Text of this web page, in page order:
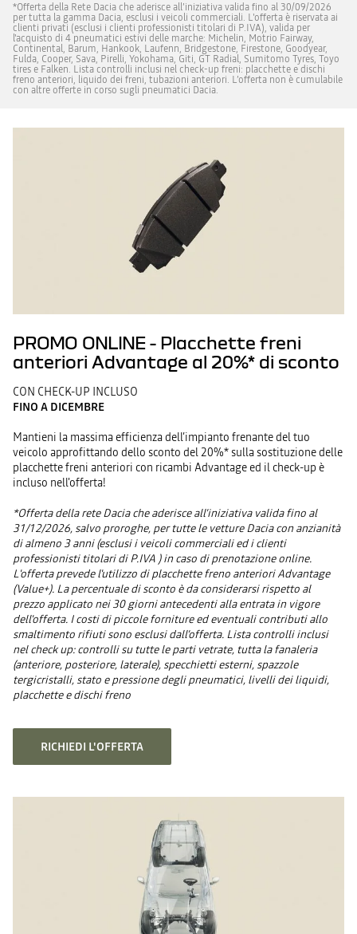
*Offerta della Rete Dacia che aderisce all’iniziativa valida fino al 30/09/2026
per tutta la gamma Dacia, esclusi i veicoli commerciali. L'offerta è riservata ai
clienti privati (esclusi i clienti professionisti titolari di P.IVA), valida per
l'acquisto di 4 pneumatici estivi delle marche: Michelin, Motrio Fairway,
Continental, Barum, Hankook, Laufenn, Bridgestone, Firestone, Goodyear,
Fulda, Cooper, Sava, Pirelli, Yokohama, Giti, GT Radial, Sumitomo Tyres, Toyo
tires e Falken. Lista controlli inclusi nel check-up freni: placchette e dischi
freno anteriori, liquido dei freni, tubazioni anteriori. L’offerta non è cumulabile
con altre offerte in corso sugli pneumatici Dacia.
PROMO ONLINE - Placchette freni
anteriori Advantage al 20%* di sconto
CON CHECK-UP INCLUSO
FINO A DICEMBRE
Mantieni la massima efficienza dell’impianto frenante del tuo
veicolo approfittando dello sconto del 20%* sulla sostituzione delle
placchette freni anteriori con ricambi Advantage ed il check-up è
incluso nell'offerta!
*Offerta della rete Dacia che aderisce all’iniziativa valida fino al
31/12/2026, salvo proroghe, per tutte le vetture Dacia con anzianità
di almeno 3 anni (esclusi i veicoli commerciali ed i clienti
professionisti titolari di P.IVA ) in caso di prenotazione online.
L'offerta prevede l'utilizzo di placchette freno anteriori Advantage
(Value+). La percentuale di sconto è da considerarsi rispetto al
prezzo applicato nei 30 giorni antecedenti alla entrata in vigore
dell'offerta. I costi di piccole forniture ed eventuali contributi allo
smaltimento rifiuti sono esclusi dall’offerta. Lista controlli inclusi
nel check up: controlli su tutte le parti vetrate, tutta la fanaleria
(anteriore, posteriore, laterale), specchietti esterni, spazzole
tergicristalli, stato e pressione degli pneumatici, livelli dei liquidi,
placchette e dischi freno
RICHIEDI L'OFFERTA